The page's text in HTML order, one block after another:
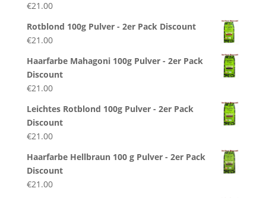
€21.00
Rotblond 100g Pulver - 2er Pack Discount
€21.00
Haarfarbe Mahagoni 100g Pulver - 2er Pack
Discount
€21.00
Leichtes Rotblond 100g Pulver - 2er Pack
Discount
€21.00
Haarfarbe Hellbraun 100 g Pulver - 2er Pack
Discount
€21.00